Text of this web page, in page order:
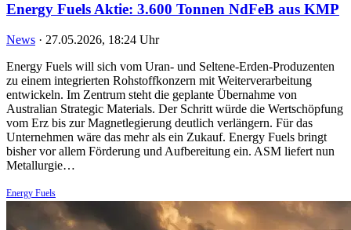
Energy Fuels Aktie: 3.600 Tonnen NdFeB aus KMP
News · 27.05.2026, 18:24 Uhr
Energy Fuels will sich vom Uran- und Seltene-Erden-Produzenten
zu einem integrierten Rohstoffkonzern mit Weiterverarbeitung
entwickeln. Im Zentrum steht die geplante Übernahme von
Australian Strategic Materials. Der Schritt würde die Wertschöpfung
vom Erz bis zur Magnetlegierung deutlich verlängern. Für das
Unternehmen wäre das mehr als ein Zukauf. Energy Fuels bringt
bisher vor allem Förderung und Aufbereitung ein. ASM liefert nun
Metallurgie…
Energy Fuels